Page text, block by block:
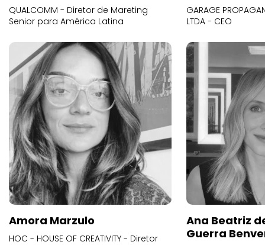
QUALCOMM - Diretor de Mareting
Senior para América Latina
GARAGE
LTDA - CEO
Amora Marzulo
HOC - HOUSE OF CREATIVITY - Diretor
Ana Beatriz
Guerra